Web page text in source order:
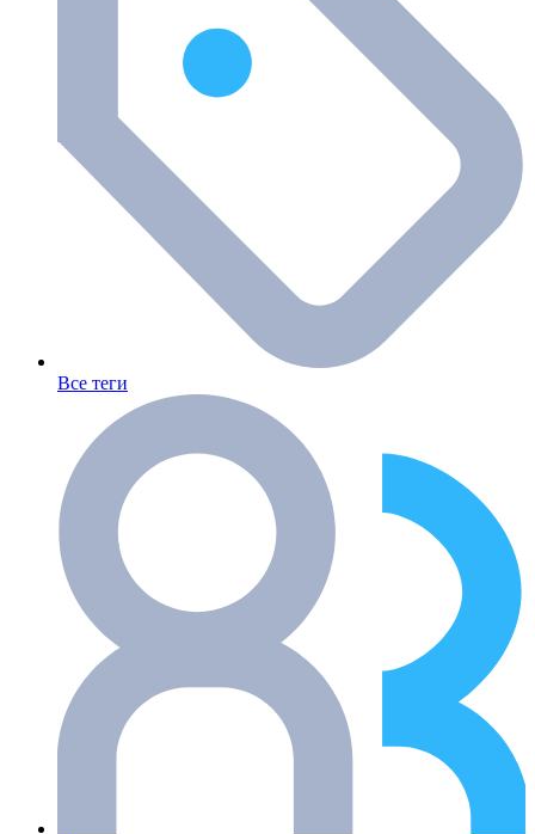
Все теги